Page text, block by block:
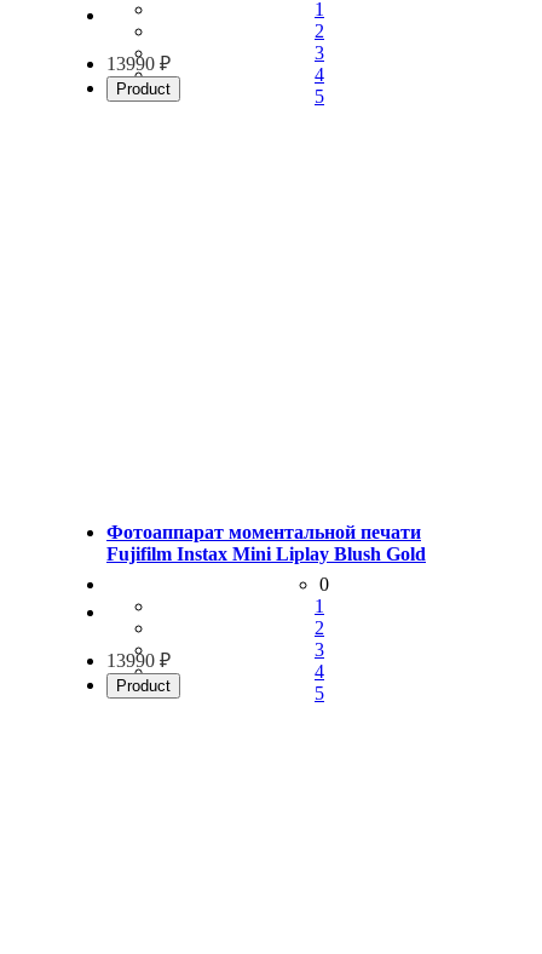
1
2
3
4
5
13990 ₽
Product
Фотоаппарат моментальной печати
Fujifilm Instax Mini Liplay Blush Gold
0
1
2
3
4
5
13990 ₽
Product